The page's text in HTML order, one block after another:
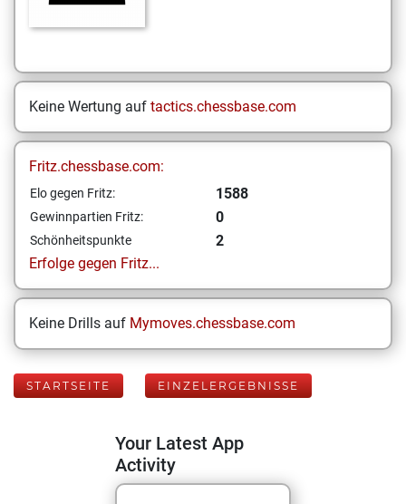
Keine Wertung auf tactics.chessbase.com
Fritz.chessbase.com:
Elo gegen Fritz: 1588
Gewinnpartien Fritz: 0
Schönheitspunkte
2
Erfolge gegen Fritz...
Keine Drills auf Mymoves.chessbase.com
STARTSEITE EINZELERGEBNISSE
Your Latest App
Activity